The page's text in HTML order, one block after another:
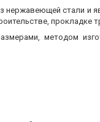
нержавеющей стали
прокладке
методом